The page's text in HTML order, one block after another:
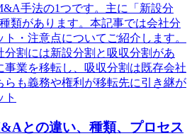
手法の1つです。主に「新設分
類があります。本記事では会社分
・注意点についてご紹介します。
分割には新設分割と吸収分割があ
事業を移転し、吸収分割は既存会社
らも義務や権利が移転先に引き継が
ト
との違い、種類、プロセス